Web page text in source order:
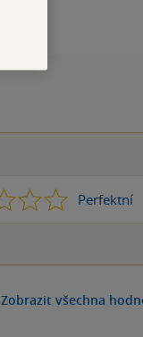
Perfektní
5
Zobrazit všechna